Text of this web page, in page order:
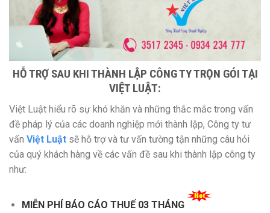
HỖ TRỢ SAU KHI THÀNH LẬP CÔNG TY TRỌN GÓI TẠI
VIỆT LUẬT:
Việt Luật hiểu rõ sự khó khăn và những thắc mắc trong vấn
đề pháp lý của các doanh nghiệp mới thành lập, Công ty tư
vấn Việt Luật sẽ hỗ trợ và tư vấn tường tận những câu hỏi
của quý khách hàng về các vấn đề sau khi thành lập công ty
như:
MIỄN PHÍ BÁO CÁO THUẾ 03 THÁNG